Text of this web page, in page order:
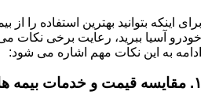
برای اینکه بتوانید بهترین استفاده را
خودرو آسیا ببرید، رعایت برخی نکات
ادامه به این نکات مهم اشاره می شود:
۱. مقایسه قیمت و خدمات بیمه